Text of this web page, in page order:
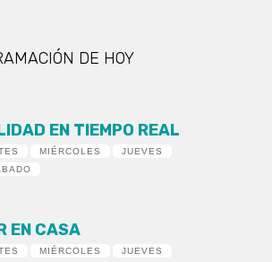
DE HOY
EN TIEMPO REAL
MIÉRCOLES
JUEVES
EN CASA
MIÉRCOLES
JUEVES